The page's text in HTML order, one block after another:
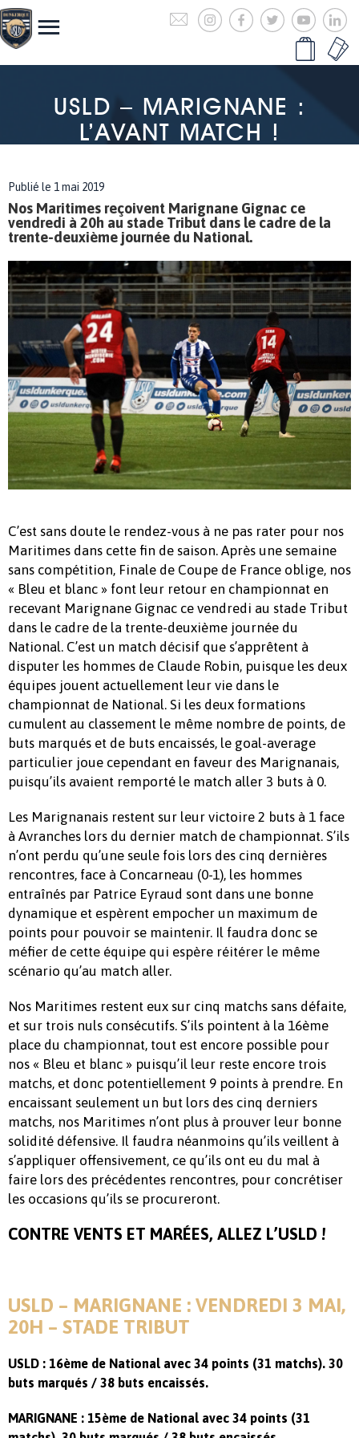
USLD – MARIGNANE :
L’AVANT MATCH !
Publié le 1 mai 2019
Nos Maritimes reçoivent Marignane Gignac ce
vendredi à 20h au stade Tribut dans le cadre de la
trente-deuxième journée du National.
C’est sans doute le rendez-vous à ne pas rater pour nos
Maritimes dans cette fin de saison. Après une semaine
sans compétition, Finale de Coupe de France oblige, nos
« Bleu et blanc » font leur retour en championnat en
recevant Marignane Gignac ce vendredi au stade Tribut
dans le cadre de la trente-deuxième journée du
National. C’est un match décisif que s’apprêtent à
disputer les hommes de Claude Robin, puisque les deux
équipes jouent actuellement leur vie dans le
championnat de National. Si les deux formations
cumulent au classement le même nombre de points, de
buts marqués et de buts encaissés, le goal-average
particulier joue cependant en faveur des Marignanais,
puisqu’ils avaient remporté le match aller 3 buts à 0.
Les Marignanais restent sur leur victoire 2 buts à 1 face
à Avranches lors du dernier match de championnat. S’ils
n’ont perdu qu’une seule fois lors des cinq dernières
rencontres, face à Concarneau (0-1), les hommes
entraînés par Patrice Eyraud sont dans une bonne
dynamique et espèrent empocher un maximum de
points pour pouvoir se maintenir. Il faudra donc se
méfier de cette équipe qui espère réitérer le même
scénario qu’au match aller.
Nos Maritimes restent eux sur cinq matchs sans défaite,
et sur trois nuls consécutifs. S’ils pointent à la 16ème
place du championnat, tout est encore possible pour
nos « Bleu et blanc » puisqu’il leur reste encore trois
matchs, et donc potentiellement 9 points à prendre. En
encaissant seulement un but lors des cinq derniers
matchs, nos Maritimes n’ont plus à prouver leur bonne
solidité défensive. Il faudra néanmoins qu’ils veillent à
s’appliquer offensivement, ce qu’ils ont eu du mal à
faire lors des précédentes rencontres, pour concrétiser
les occasions qu’ils se procureront.
CONTRE VENTS ET MARÉES, ALLEZ L’USLD !
USLD – MARIGNANE : VENDREDI 3 MAI,
20H – STADE TRIBUT
USLD : 16ème de National avec 34 points (31 matchs). 30
buts marqués / 38 buts encaissés.
MARIGNANE : 15ème de National avec 34 points (31